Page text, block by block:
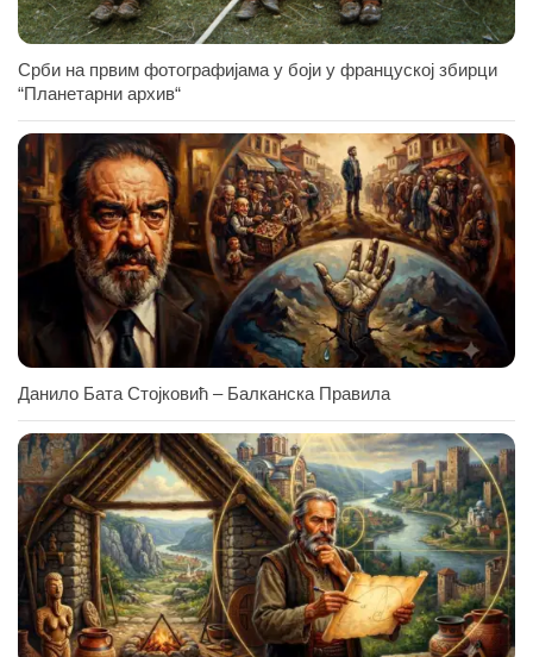
Срби на првим фотографијама у боји у француској збирци
“Планетарни архив“
Данило Бата Стојковић – Балканска Правила